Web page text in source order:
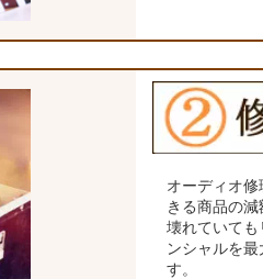
オーディオ
きる商品の減
壊れていて
ンシャルを
す。